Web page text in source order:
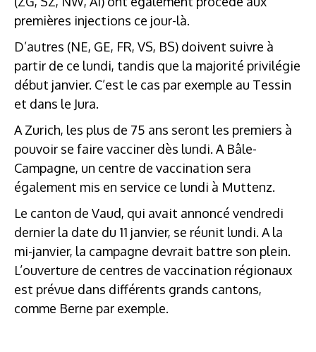
premières injections ce jour-là.
D’autres (NE, GE, FR, VS, BS) doivent suivre à
partir de ce lundi, tandis que la majorité privilégie
début janvier. C’est le cas par exemple au Tessin
et dans le Jura.
A Zurich, les plus de 75 ans seront les premiers à
pouvoir se faire vacciner dès lundi. A Bâle-
Campagne, un centre de vaccination sera
également mis en service ce lundi à Muttenz.
Le canton de Vaud, qui avait annoncé vendredi
dernier la date du 11 janvier, se réunit lundi. A la
mi-janvier, la campagne devrait battre son plein.
L’ouverture de centres de vaccination régionaux
est prévue dans différents grands cantons,
comme Berne par exemple.